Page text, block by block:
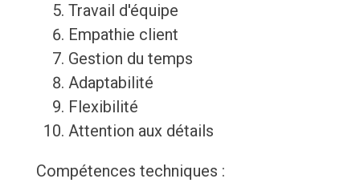
Travail d'équipe
Empathie client
Gestion du temps
Adaptabilité
Flexibilité
Attention aux détails
Compétences techniques :